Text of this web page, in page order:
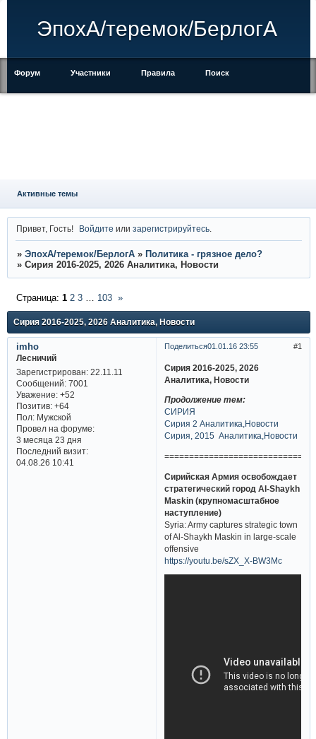
ЭпохА/теремок/БерлогА
Форум Участники Правила Поиск
Активные темы
Привет, Гость! Войдите илизарегистрируйтесь
» ЭпохА/теремок/БерлогА » Политика - грязное дело?
» Сирия 2016-2025, 2026 Аналитика, Новости
Сирия 2016-2025, 2026 Аналитика, Новости
Страница: 1 2 3 … 103 »
Поделиться 1
01.01.16 23:55
imho
Лесничий
Зарегистрирован: 22.11.11
Сообщений:7001
Уважение: +52
Позитив: +64
Пол:Мужской
Провел на форуме:
3 месяца 23 дня
Последний визит:
04.08.26 10:41
Сирия 2016-2025, 2026
Аналитика, Новости
Продолжение тем:
СИРИЯ
Сирия 2 Аналитика,Новости
Сирия, 2015 Аналитика,Новости
Сирийская Армия освобождает
стратегический город Al-Shaykh
Maskin (крупномасштабное
наступление)
Syria: Army captures strategic town
of Al-Shaykh Maskin in large-scale
offensive
https://youtu.be/sZX_X-BW3Mc